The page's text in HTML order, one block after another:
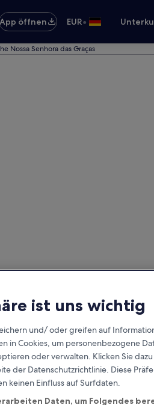
App öffnen EUR•
Nossa Senhora das Graças
ist uns wichtig
und/ oder greifen auf
in Cookies, um personenbezogene
oder verwalten. Klicken Sie
der Datenschutzrichtlinie. Diese
keinen Einfluss auf Surfdaten.
Daten, um Folgendes